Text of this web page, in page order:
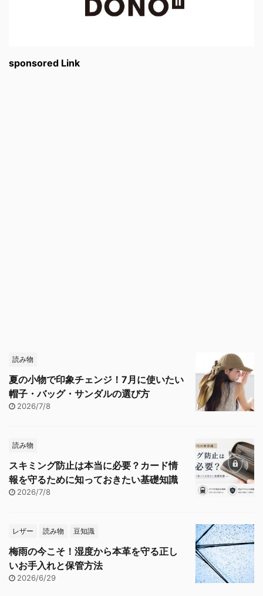
sponsored Link
読み物
夏の小物で印象チェンジ！7月に使いたい
帽子・バッグ・サンダルの選び方
2026/7/8
読み物
スキミング防止は本当に必要？カード情
報を守るために知っておきたい基礎知識
2026/7/8
レザー 読み物 豆知識
梅雨の今こそ！湿度から本革を守る正し
いお手入れと保管方法
2026/6/29